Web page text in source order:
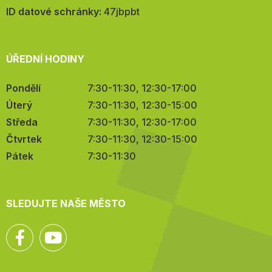
mail:
ID datové schránky: 47jbpbt
ÚŘEDNÍ HODINY
Pondělí
7:30-11:30, 12:30-17:00
Úterý
7:30-11:30, 12:30-15:00
Středa
7:30-11:30, 12:30-17:00
Čtvrtek
7:30-11:30, 12:30-15:00
Pátek
7:30-11:30
SLEDUJTE NAŠE MĚSTO
Facebook